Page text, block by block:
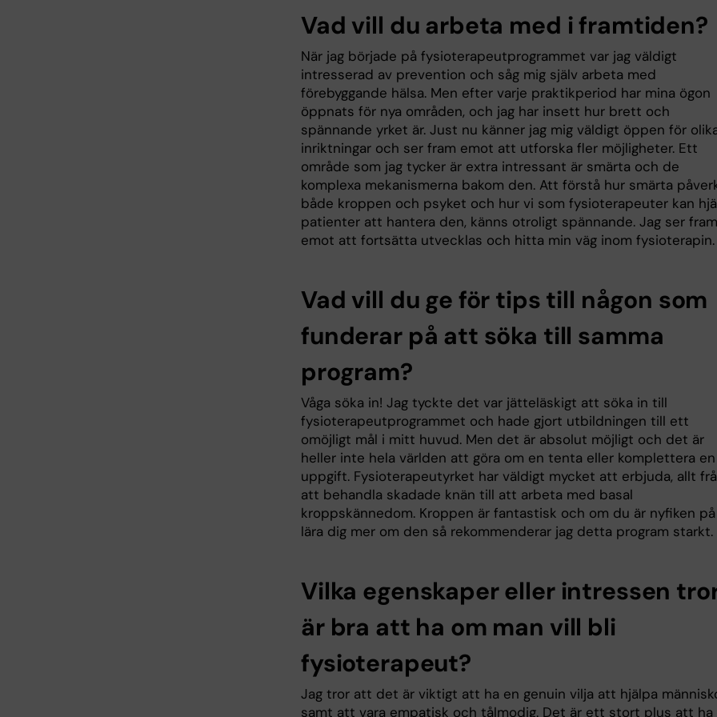
Vad vill du arbeta med i framtiden?
När jag började på fysioterapeutprogrammet var jag väldigt
intresserad av prevention och såg mig själv arbeta med
förebyggande hälsa. Men efter varje praktikperiod har mina ögon
öppnats för nya områden, och jag har insett hur brett och
spännande yrket är. Just nu känner jag mig väldigt öppen för
inriktningar och ser fram emot att utforska fler möjligheter. Ett
område som jag tycker är extra intressant är smärta och de
komplexa mekanismerna bakom den. Att förstå hur smärta
både kroppen och psyket och hur vi som fysioterapeuter kan
patienter att hantera den, känns otroligt spännande. Jag ser fram
emot att fortsätta utvecklas och hitta min väg inom fysioterapin.
Vad vill du ge för tips till någon som
funderar på att söka till samma
program?
Våga söka in! Jag tyckte det var jätteläskigt att söka in till
fysioterapeutprogrammet och hade gjort utbildningen till ett
omöjligt mål i mitt huvud. Men det är absolut möjligt och det är
heller inte hela världen att göra om en tenta eller komplettera en
uppgift. Fysioterapeutyrket har väldigt mycket att erbjuda, allt
att behandla skadade knän till att arbeta med basal
kroppskännedom. Kroppen är fantastisk och om du är nyfiken
lära dig mer om den så rekommenderar jag detta program starkt.
Vilka egenskaper eller intressen
är bra att ha om man vill bli
fysioterapeut?
Jag tror att det är viktigt att ha en genuin vilja att hjälpa
samt att vara empatisk och tålmodig. Det är ett stort plus att